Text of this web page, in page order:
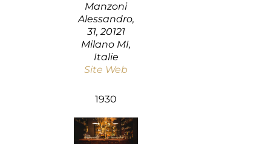
Manzoni
Alessandro,
31, 20121
Milano MI,
Italie
Site Web
1930